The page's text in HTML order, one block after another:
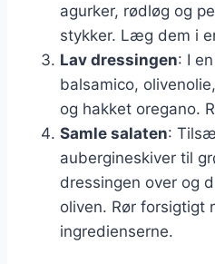
agurker, rødløg og
stykker. Læg dem i
Lav dressingen: I
balsamico,
og hakket oregano.
Samle salaten:
aubergineskiver til
dressingen over og
oliven. Rør forsigtigt
ingredienserne.